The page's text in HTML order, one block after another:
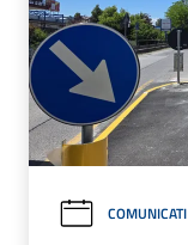
COMUNICATI